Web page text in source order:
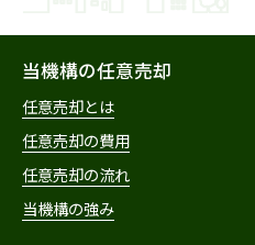
当機構の任意売却
任意売却とは
任意売却の費用
任意売却の流れ
当機構の強み